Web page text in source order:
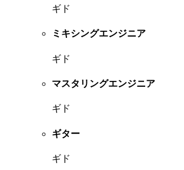
ギド
ミキシングエンジニア
ギド
マスタリングエンジニア
ギド
ギター
ギド